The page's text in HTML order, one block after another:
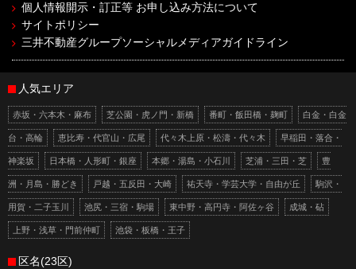
個人情報開示・訂正等 お申し込み方法について
サイトポリシー
三井不動産グループソーシャルメディアガイドライン
人気エリア
赤坂・六本木・麻布 芝公園・虎ノ門・新橋 番町・飯田橋・麹町 白金・白金
台・高輪 恵比寿・代官山・広尾 代々木上原・松濤・代々木 早稲田・落合・
神楽坂 日本橋・人形町・銀座 本郷・湯島・小石川 芝浦・三田・芝 豊
洲・月島・勝どき 戸越・五反田・大崎 祐天寺・学芸大学・自由が丘 駒沢・
用賀・二子玉川 池尻・三宿・駒場 東中野・高円寺・阿佐ヶ谷 成城・砧
上野・浅草・門前仲町 池袋・板橋・王子
区名(23区)